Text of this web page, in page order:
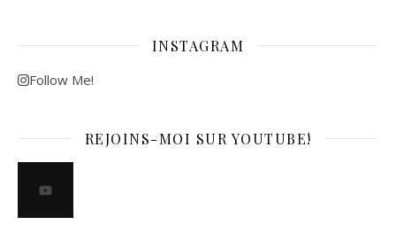
INSTAGRAM
Follow Me!
REJOINS-MOI SUR YOUTUBE!